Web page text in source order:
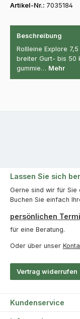
Artikel-Nr.: 7035184
Beschreibung
Rollleine Explore
breiter Gurt- bis 50
gummie… Mehr
Lassen Sie sich
Gerne sind wir für Sie
Buchen Sie einfach
persönlichen
für eine Beratung.
Oder über unser
Vertrag widerrufen
Kundenservice